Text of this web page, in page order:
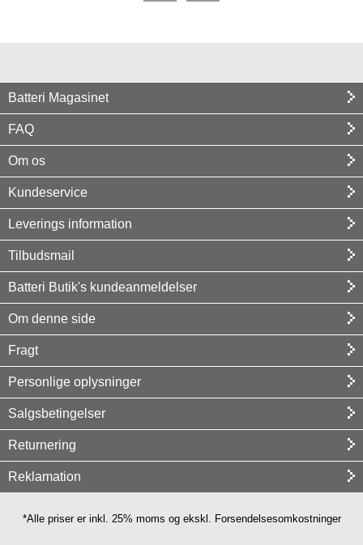
Batteri Magasinet
FAQ
Om os
Kundeservice
Leverings information
Tilbudsmail
Batteri Butik's kundeanmeldelser
Om denne side
Fragt
Personlige oplysninger
Salgsbetingelser
Returnering
Reklamation
*Alle priser er inkl. 25% moms og ekskl. Forsendelsesomkostninger